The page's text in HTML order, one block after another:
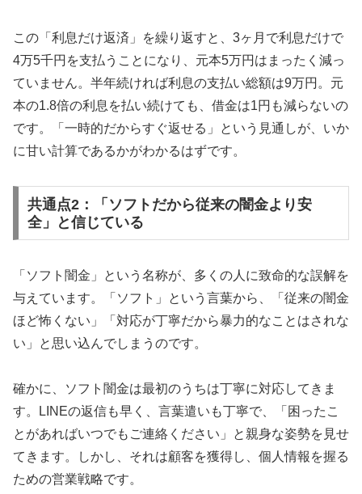
この「利息だけ返済」を繰り返すと、3ヶ月で利息だけで
4万5千円を支払うことになり、元本5万円はまったく減っ
ていません。半年続ければ利息の支払い総額は9万円。元
本の1.8倍の利息を払い続けても、借金は1円も減らないの
です。「一時的だからすぐ返せる」という見通しが、いか
に甘い計算であるかがわかるはずです。
共通点2：「ソフトだから従来の闇金より安
全」と信じている
「ソフト闇金」という名称が、多くの人に致命的な誤解を
与えています。「ソフト」という言葉から、「従来の闇金
ほど怖くない」「対応が丁寧だから暴力的なことはされな
い」と思い込んでしまうのです。
確かに、ソフト闇金は最初のうちは丁寧に対応してきま
す。LINEの返信も早く、言葉遣いも丁寧で、「困ったこ
とがあればいつでもご連絡ください」と親身な姿勢を見せ
てきます。しかし、それは顧客を獲得し、個人情報を握る
ための営業戦略です。